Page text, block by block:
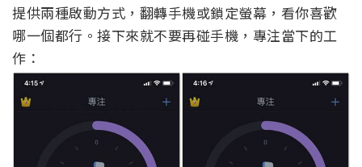
提供兩種啟動方式，翻轉手機或鎖定螢幕，看你喜歡
哪一個都行。接下來就不要再碰手機，專注當下的工
作：